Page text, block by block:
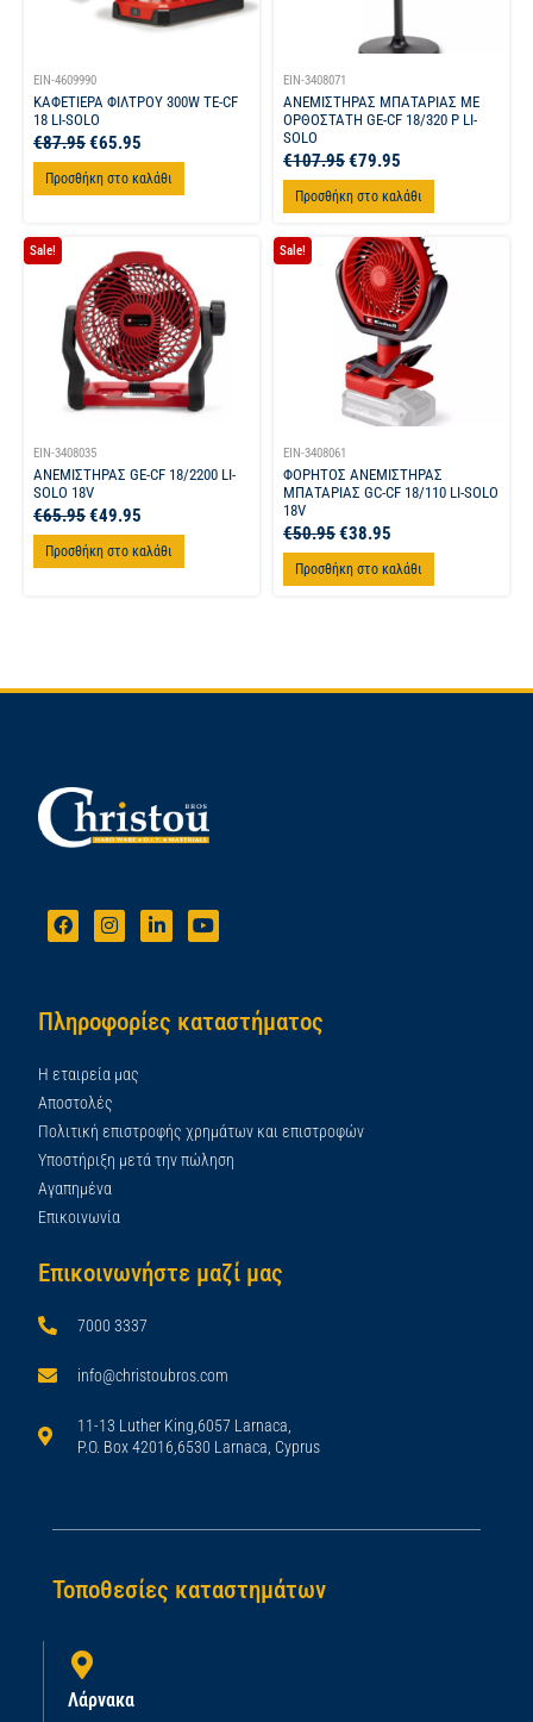
EIN-4609990
ΚΑΦΕΤΙΕΡΑ ΦΙΛΤΡΟΥ 300W TE-CF
18 LI-SOLO
€87.95€65.95
Προσθήκη στο καλάθι
EIN-3408071
ΑΝΕΜΙΣΤΗΡΑΣ ΜΠΑΤΑΡΙΑΣ ΜΕ
ΟΡΘΟΣΤΑΤΗ GE-CF 18/320 P LI-
SOLO
€107.95€79.95
Προσθήκη στο καλάθι
Sale!
EIN-3408035
ΑΝΕΜΙΣΤΗΡΑΣ GE-CF 18/2200 LI-
SOLO 18V
€65.95€49.95
Προσθήκη στο καλάθι
Sale!
EIN-3408061
ΦΟΡΗΤΟΣ ΑΝΕΜΙΣΤΗΡΑΣ
ΜΠΑΤΑΡΙΑΣ GC-CF 18/110 LI-SOLO
18V
€50.95€38.95
Προσθήκη στο καλάθι
Πληροφορίες καταστήματος
Η εταιρεία μας
Αποστολές
Πολιτική επιστροφής χρημάτων και επιστροφών
Υποστήριξη μετά την πώληση
Αγαπημένα
Επικοινωνία
Επικοινωνήστε μαζί μας
7000 3337
info@christoubros.com
11-13 Luther King,6057 Larnaca,
P.O. Box 42016,6530 Larnaca, Cyprus
Τοποθεσίες καταστημάτων
Λάρνακα